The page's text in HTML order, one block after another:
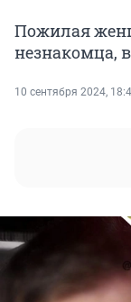
Пожилая
незнакомца,
10 сентября 2024,